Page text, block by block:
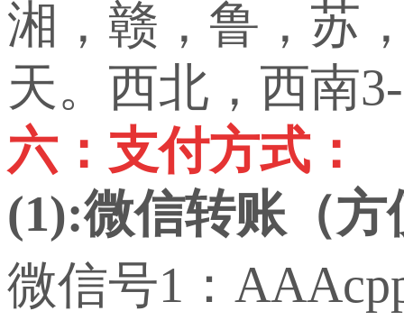
湘，赣，鲁，苏
天。西北，西南
六：支付方式：
(1):微信转账（方
微信号1：